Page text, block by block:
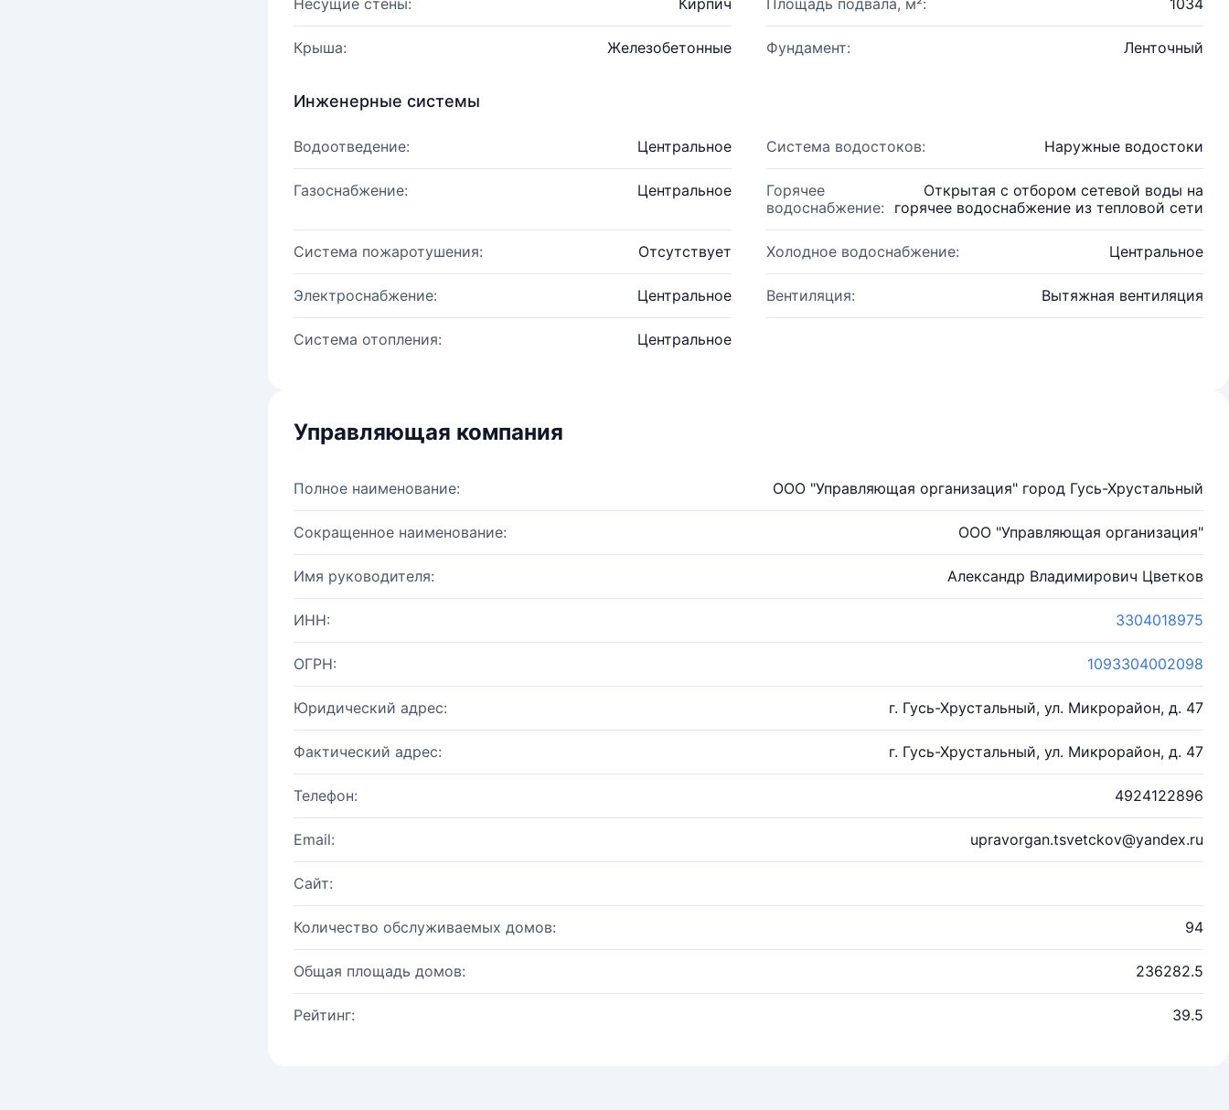
Несущие стены: Кирпич Площадь подвала, м²: 1034
Крыша: Железобетонные Фундамент: Ленточный
Инженерные системы
Водоотведение: Центральное Система водостоков: Наружные водостоки
Газоснабжение: Центральное
Горячее
водоснабжение:
Открытая с отбором сетевой воды на
горячее водоснабжение из тепловой сети
Система пожаротушения: Отсутствует Холодное водоснабжение: Центральное
Электроснабжение: Центральное Вентиляция: Вытяжная вентиляция
Система отопления: Центральное
Управляющая компания
Полное наименование: ООО "Управляющая организация" город Гусь-Хрустальный
Сокращенное наименование: ООО "Управляющая организация"
Имя руководителя: Александр Владимирович Цветков
ИНН: 3304018975
ОГРН: 1093304002098
Юридический адрес: г. Гусь-Хрустальный, ул. Микрорайон, д. 47
Фактический адрес: г. Гусь-Хрустальный, ул. Микрорайон, д. 47
Телефон: 4924122896
Email: upravorgan.tsvetckov@yandex.ru
Сайт:
Количество обслуживаемых домов: 94
Общая площадь домов: 236282.5
Рейтинг: 39.5